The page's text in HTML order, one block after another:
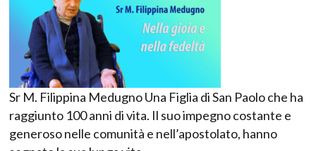
Sr M. Filippina Medugno Una Figlia di San Paolo che ha
raggiunto 100 anni di vita. Il suo impegno costante e
generoso nelle comunità e nell’apostolato, hanno